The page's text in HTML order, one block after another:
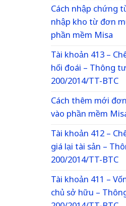
Cách nhập chứng
nhập kho từ đơn
phần mềm Misa
Tài khoản 413 –
hối đoái – Thông
200/2014/TT-BTC
Cách thêm mới
vào phần mềm
Tài khoản 412 –
giá lại tài sản –
200/2014/TT-BTC
Tài khoản 411 –
chủ sở hữu –